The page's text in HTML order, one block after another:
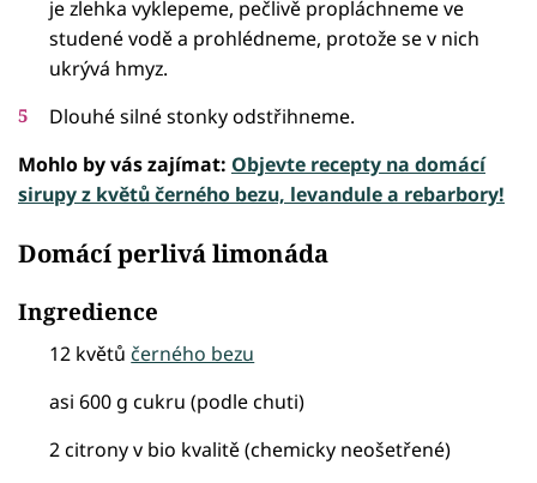
je zlehka vyklepeme, pečlivě propláchneme ve
studené vodě a prohlédneme, protože se v nich
ukrývá hmyz.
Dlouhé silné stonky odstřihneme.
Mohlo by vás zajímat: Objevte recepty na domácí
sirupy z květů černého bezu, levandule a rebarbory!
Domácí perlivá limonáda
Ingredience
12 květů černého bezu
asi 600 g cukru (podle chuti)
2 citrony v bio kvalitě (chemicky neošetřené)